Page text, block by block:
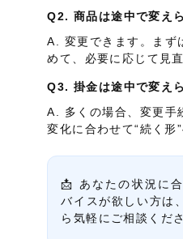
Q2. 商品は途中で変え
A. 変更できます。まず
めて、必要に応じて見
Q3. 掛金は途中で変え
A. 多くの場合、変更手
変化に合わせて“続く形
📩 あなたの状況に
バイスが欲しい方は
ら気軽にご相談くださ